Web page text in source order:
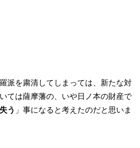
派を粛清してしまっては、新たな対
ては薩摩藩の、いや日ノ本の財産で
う 」事になると考えたのだと思いま